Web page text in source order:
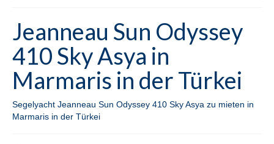
Yachten
Türkei
Fethiye
Lagoon 380 Miko in Fethiye in der Türkei
Jeanneau Sun Odyssey
410 Sky Asya in
Marmaris in der Türkei
Segelyacht Jeanneau Sun Odyssey 410 Sky Asya zu mieten in
Marmaris in der Türkei